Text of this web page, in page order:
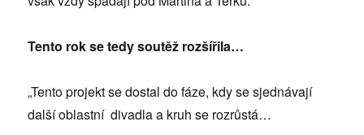
Tento rok se tedy soutěž rozšířila…
„Tento projekt se dostal do fáze, kdy se sjednávají
další oblastní divadla a kruh se rozrůstá…